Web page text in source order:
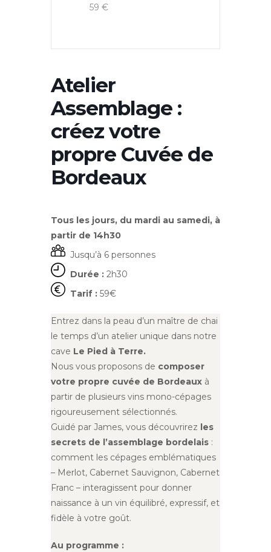
59 €
Atelier
Assemblage :
créez votre
propre Cuvée de
Bordeaux
Tous les jours, du mardi au samedi, à
partir de 14h30
Jusqu’à 6 personnes
Durée : 2h30
Tarif : 59€
Entrez dans la peau d’un maître de chai
le temps d’un atelier unique dans notre
cave Le Pied à Terre.
Nous vous proposons de composer
votre propre cuvée de Bordeaux à
partir de plusieurs vins mono-cépages
rigoureusement sélectionnés.
Guidé par James, vous découvrirez les
secrets de l’assemblage bordelais :
comment les cépages emblématiques
– Merlot, Cabernet Sauvignon, Cabernet
Franc – interagissent pour donner
naissance à un vin équilibré, expressif, et
fidèle à votre goût.
Au programme :